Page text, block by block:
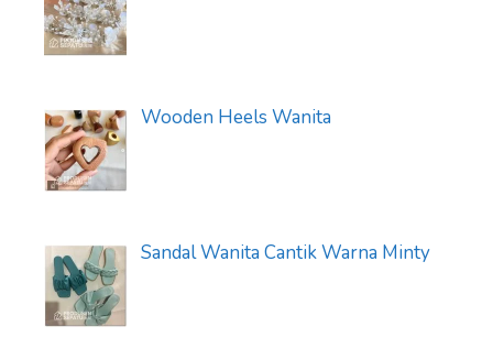
Wooden Heels Wanita
Sandal Wanita Cantik Warna Minty